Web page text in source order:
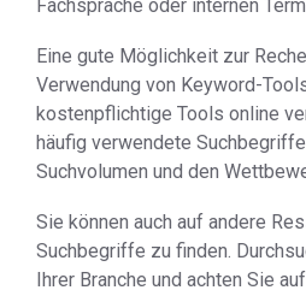
Fachsprache oder internen
Eine gute Möglichkeit zur
Verwendung von Keyword-
kostenpflichtige Tools online
häufig verwendete
Suchvolumen und den
Sie können auch auf andere
Suchbegriffe zu finden.
Ihrer Branche und achten Sie